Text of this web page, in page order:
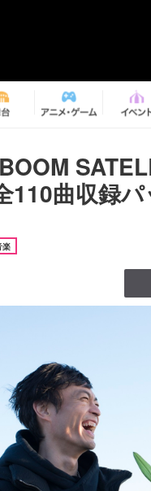
110曲収録
楽